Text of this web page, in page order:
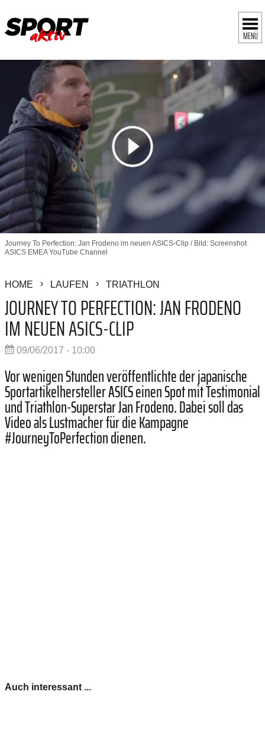
MENÜ
Journey To Perfection: Jan Frodeno im neuen ASICS-Clip / Bild: Screenshot
ASICS EMEA YouTube Channel
HOME LAUFEN TRIATHLON
JOURNEY TO PERFECTION: JAN FRODENO
IM NEUEN ASICS-CLIP
09/06/2017 - 10:00
Vor wenigen Stunden veröffentlichte der japanische
Sportartikelhersteller ASICS einen Spot mit Testimonial
und Triathlon-Superstar Jan Frodeno. Dabei soll das
Video als Lustmacher für die Kampagne
#JourneyToPerfection dienen.
Auch interessant ...